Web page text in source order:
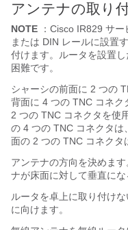
アンテナの取り
NOTE
：Cisco IR829 サ
または DIN レールに設置
付けます。ルータを設置
困難です。
シャーシの前面に 2 つの
背面に 4 つの TNC コネク
2 つの TNC コネクタを使
の 4 つの TNC コネクタ
面の 2 つの TNC コネクタ
アンテナの方向を決めま
ナが床面に対して垂直にな
ルータを卓上に取り付け
に向けます。